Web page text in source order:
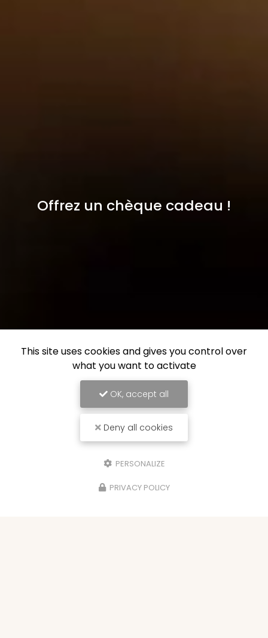
Offrez un chèque cadeau !
This site uses cookies and gives you control over
what you want to activate
OK, accept all
Deny all cookies
PERSONALIZE
PRIVACY POLICY